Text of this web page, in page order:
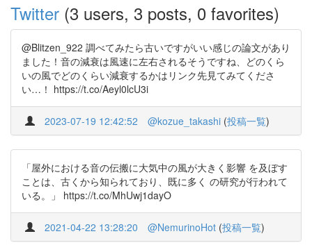
Twitter (3 users, 3 posts, 0 favorites)
@Blitzen_922 調べてみたら古いですがいい感じの論文があり
ました！音の減衰は風速に左右されるそうですね、どのくら
いの風でどのくらい減衰するかはリンク先見てみてくださ
い…！ https://t.co/Aeyl0lcU3i
2023-07-19 12:42:52 @kozue_takashi (投稿一覧)
「屋外における音の伝搬に大気中の風が大きく影響 を及ぼす
ことは、古くから知られており、既に多く の研究が行われて
いる。」 https://t.co/MhUwj1dayO
2021-04-22 13:28:20 @NemurinoHot (投稿一覧)